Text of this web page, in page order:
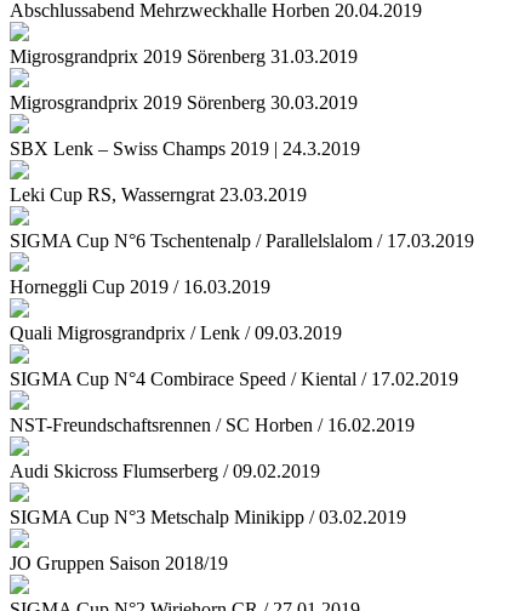
Abschlussabend Mehrzweckhalle Horben 20.04.2019
Migrosgrandprix 2019 Sörenberg 31.03.2019
Migrosgrandprix 2019 Sörenberg 30.03.2019
SBX Lenk – Swiss Champs 2019 | 24.3.2019
Leki Cup RS, Wasserngrat 23.03.2019
SIGMA Cup N°6 Tschentenalp / Parallelslalom / 17.03.2019
Horneggli Cup 2019 / 16.03.2019
Quali Migrosgrandprix / Lenk / 09.03.2019
SIGMA Cup N°4 Combirace Speed / Kiental / 17.02.2019
NST-Freundschaftsrennen / SC Horben / 16.02.2019
Audi Skicross Flumserberg / 09.02.2019
SIGMA Cup N°3 Metschalp Minikipp / 03.02.2019
JO Gruppen Saison 2018/19